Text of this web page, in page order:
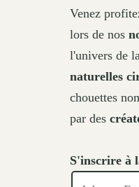
Venez
lors de nos
l'univers de
naturelles
chouettes
par des
S'inscrire à